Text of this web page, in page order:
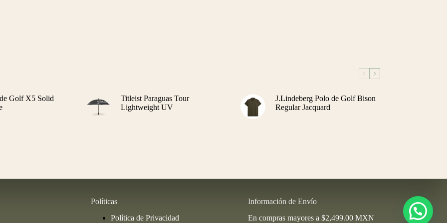
Golf X5 Solid
Titleist Paraguas Tour
Lightweight UV
J.Lindeberg Polo de Golf Bison
Regular Jacquard
Políticas
Política de Privacidad
Información de Envío
En compras mayores a $2,499.00 MXN